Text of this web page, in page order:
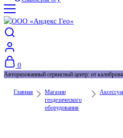
0
Авторизованный сервисный центр: от
Главная
Магазин
геодезического
оборудования